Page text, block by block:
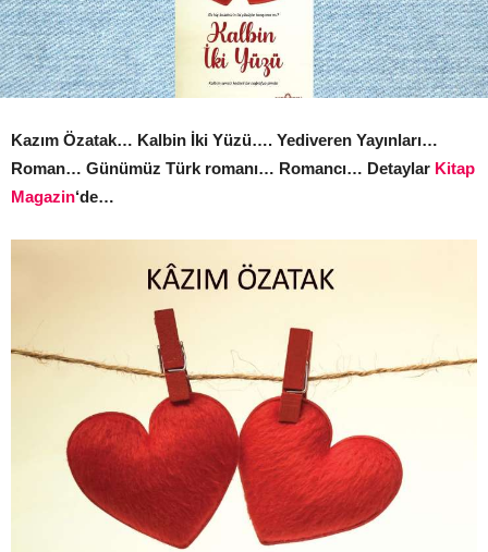
Kazım Özatak… Kalbin İki Yüzü…. Yediveren Yayınları…
Roman… Günümüz Türk romanı… Romancı… Detaylar Kitap
Magazin‘de…